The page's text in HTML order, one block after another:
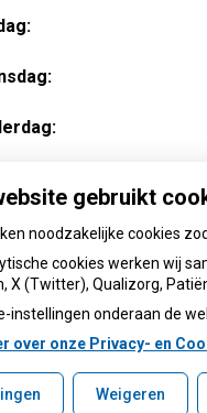
Zorg Online|Beheer
gebruikt
noodzakelijke cookies
cookies werken wij
X (Twitter), Qualizorg,
instellingen onderaan de
over onze Privacy- en
Weigeren